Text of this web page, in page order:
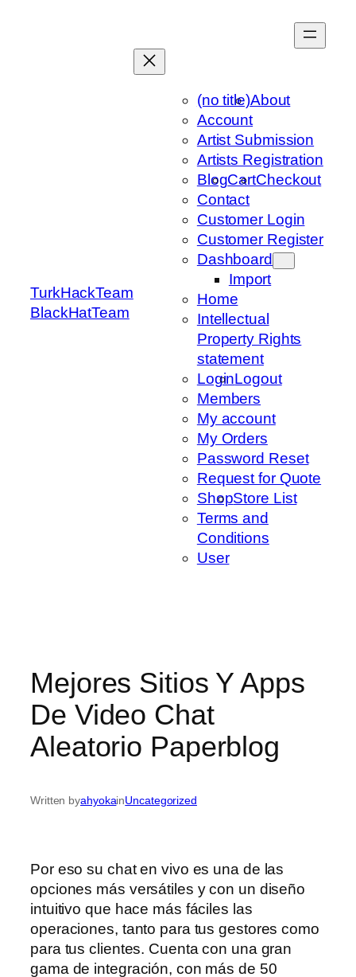
TurkHackTeam
BlackHatTeam
(no title)About
Account
Artist Submission
Artists Registration
BlogCartCheckout
Contact
Customer Login
Customer Register
Dashboard
Import
Home
Intellectual
Property Rights
statement
LoginLogout
Members
My account
My Orders
Password Reset
Request for Quote
ShopStore List
Terms and
Conditions
User
Mejores Sitios Y Apps
De Video Chat
Aleatorio Paperblog
Written byahyokainUncategorized
Por eso su chat en vivo es una de las
opciones más versátiles y con un diseño
intuitivo que hace más fáciles las
operaciones, tanto para tus gestores como
para tus clientes. Cuenta con una gran
gama de integración, con más de 50